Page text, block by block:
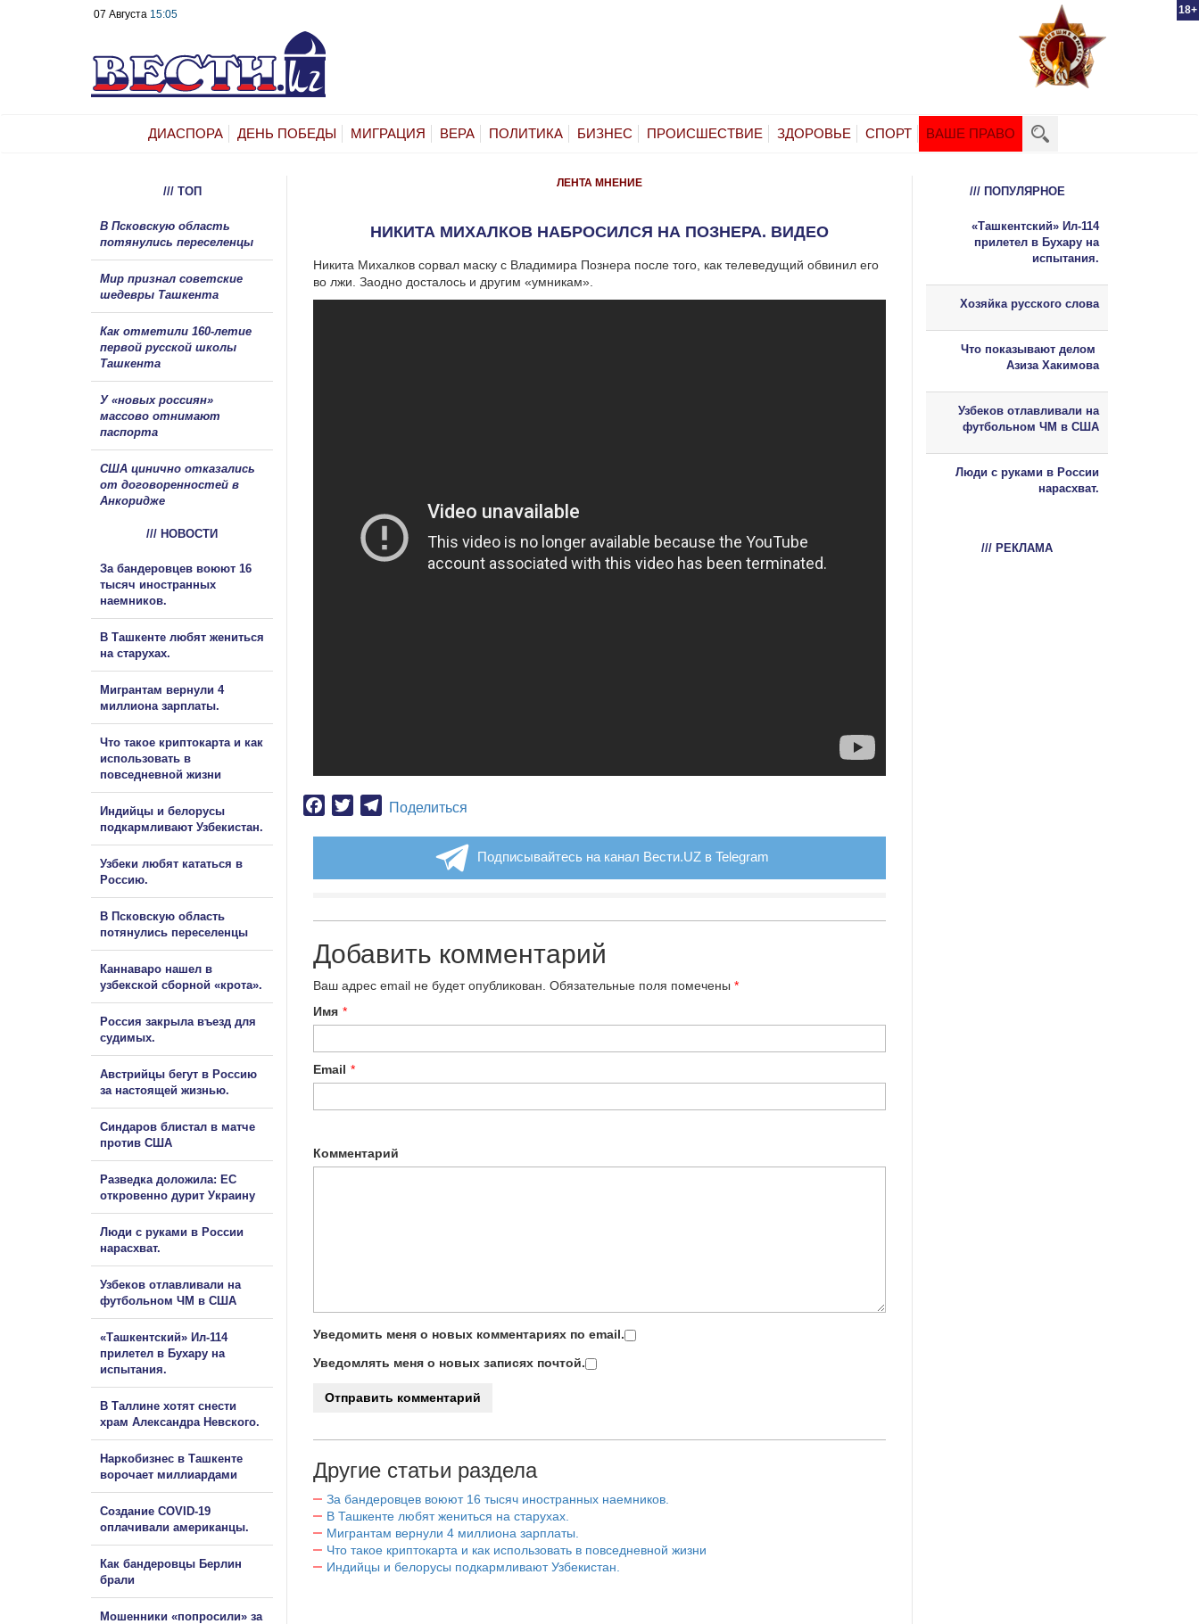
18+
07 Августа 15:05
ДИАСПОРА ДЕНЬ ПОБЕДЫ МИГРАЦИЯ ВЕРА ПОЛИТИКА БИЗНЕС ПРОИСШЕСТВИЕ ЗДОРОВЬЕ СПОРТ ВАШЕ ПРАВО
ЛЕНТА МНЕНИЕ
НИКИТА МИХАЛКОВ НАБРОСИЛСЯ НА ПОЗНЕРА. ВИДЕО
Никита Михалков сорвал маску с Владимира Познера после того, как телеведущий обвинил его
во лжи. Заодно досталось и другим «умникам».
Facebook
TwitterTelegram
Поделиться
Подписывайтесь на канал Вести.UZ в Telegram
Добавить комментарий
Ваш адрес email не будет опубликован. Обязательные поля помечены *
Имя *
Email *
Комментарий
Уведомить меня о новых комментариях по email.
Уведомлять меня о новых записях почтой.
Другие статьи раздела
За бандеровцев воюют 16 тысяч иностранных наемников.
В Ташкенте любят жениться на старухах.
Мигрантам вернули 4 миллиона зарплаты.
Что такое криптокарта и как использовать в повседневной жизни
Индийцы и белорусы подкармливают Узбекистан.
/// ТОП
В Псковскую область
потянулись переселенцы
Мир признал советские
шедевры Ташкента
Как отметили 160-летие
первой русской школы
Ташкента
У «новых россиян»
массово отнимают
паспорта
США цинично отказались
от договоренностей в
Анкоридже
/// НОВОСТИ
За бандеровцев воюют 16
тысяч иностранных
наемников.
В Ташкенте любят жениться
на старухах.
Мигрантам вернули 4
миллиона зарплаты.
Что такое криптокарта и как
использовать в
повседневной жизни
Индийцы и белорусы
подкармливают Узбекистан.
Узбеки любят кататься в
Россию.
В Псковскую область
потянулись переселенцы
Каннаваро нашел в
узбекской сборной «крота».
Россия закрыла въезд для
судимых.
Австрийцы бегут в Россию
за настоящей жизнью.
Синдаров блистал в матче
против США
Разведка доложила: ЕС
откровенно дурит Украину
Люди с руками в России
нарасхват.
Узбеков отлавливали на
футбольном ЧМ в США
«Ташкентский» Ил-114
прилетел в Бухару на
испытания.
В Таллине хотят снести
храм Александра Невского.
Наркобизнес в Ташкенте
ворочает миллиардами
Создание COVID-19
оплачивали американцы.
Как бандеровцы Берлин
брали
Мошенники «попросили» за
/// ПОПУЛЯРНОЕ
«Ташкентский» Ил-114
прилетел в Бухару на
испытания.
Хозяйка русского слова
Что показывают делом
Азиза Хакимова
Узбеков отлавливали на
футбольном ЧМ в США
Люди с руками в России
нарасхват.
/// РЕКЛАМА